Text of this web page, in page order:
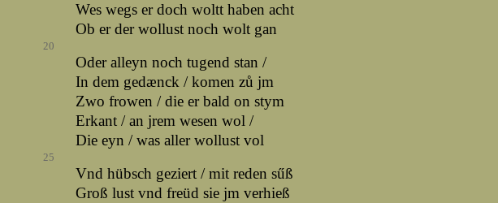
Wes wegs er doch woltt haben acht
Ob er der wollust noch wolt gan
20
Oder alleyn noch tugend stan /
In dem gedænck / komen zů jm
Zwo frowen / die er bald on stym
Erkant / an jrem wesen wol /
Die eyn / was aller wollust vol
25
Vnd hübsch geziert / mit reden sűß
Groß lust vnd freüd sie jm verhieß